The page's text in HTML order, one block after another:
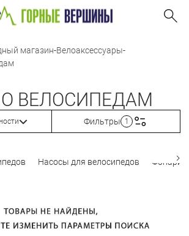
магазин-Велоаксессуары-
ВЕЛОСИПЕДАМ
Фильтры 1
Насосы для велосипедов Фонари